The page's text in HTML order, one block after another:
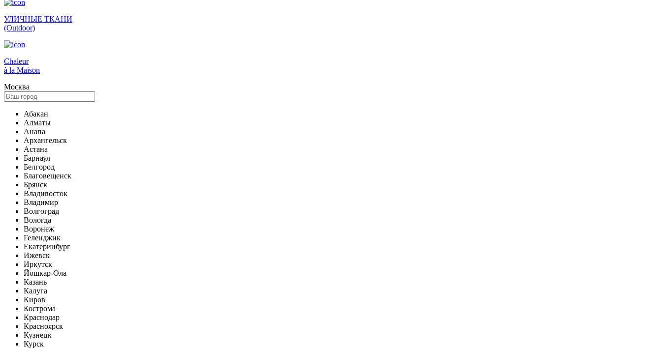
УЛИЧНЫЕ ТКАНИ
(Outdoor)
Сhaleur
à la Maison
Москва
Абакан
Алматы
Анапа
Архангельск
Астана
Барнаул
Белгород
Благовещенск
Брянск
Владивосток
Владимир
Волгоград
Вологда
Воронеж
Геленджик
Екатеринбург
Ижевск
Иркутск
Йошкар-Ола
Казань
Калуга
Киров
Кострома
Краснодар
Красноярск
Кузнецк
Курск